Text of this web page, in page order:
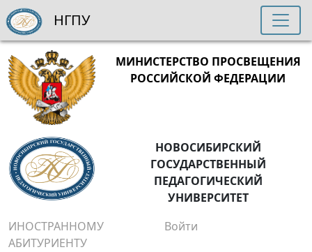
МИНИСТЕРСТВО ПРОСВЕЩЕНИЯ
РОССИЙСКОЙ ФЕДЕРАЦИИ
НОВОСИБИРСКИЙ
ГОСУДАРСТВЕННЫЙ
ПЕДАГОГИЧЕСКИЙ
УНИВЕРСИТЕТ
ИНОСТРАННОМУ
АБИТУРИЕНТУ
Войти
НГПУ